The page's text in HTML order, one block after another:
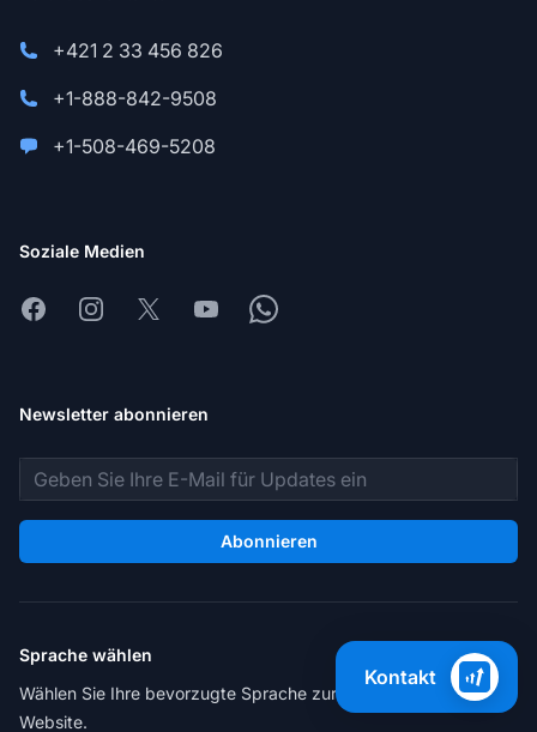
+421 2 33 456 826
+1-888-842-9508
+1-508-469-5208
Soziale Medien
FacebookInstagram
X YoutubeWhatsapp
Newsletter abonnieren
E-Mail-Adresse
Abonnieren
Sprache wählen
Wählen Sie Ihre bevorzugte Sprache zur Navigation der
Website.
Kontakt